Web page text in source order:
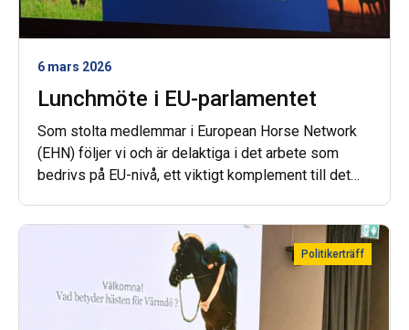
6 mars 2026
Lunchmöte i EU-parlamentet
Som stolta medlemmar i European Horse Network
(EHN) följer vi och är delaktiga i det arbete som
bedrivs på EU-nivå, ett viktigt komplement till det
Politikerträff